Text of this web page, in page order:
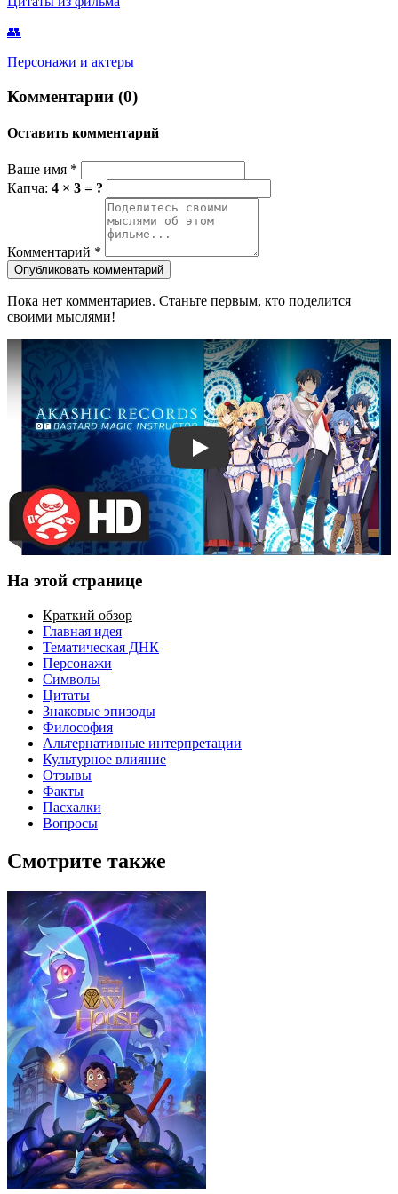
👥
Персонажи и актеры
Комментарии (0)
Оставить комментарий
Ваше имя *
Капча: 4 × 3 = ?
Комментарий *
Опубликовать комментарий
Пока нет комментариев. Станьте первым, кто поделится
своими мыслями!
Смотреть трейлер
На этой странице
Краткий обзор
Главная идея
Тематическая ДНК
Персонажи
Символы
Цитаты
Знаковые эпизоды
Философия
Альтернативные интерпретации
Культурное влияние
Отзывы
Факты
Пасхалки
Вопросы
Смотрите также